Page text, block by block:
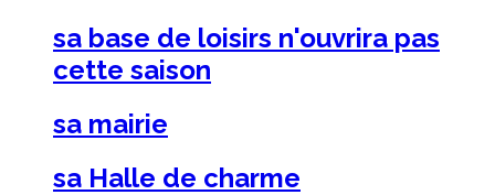
sa base de loisirs n'ouvrira pas
cette saison
sa mairie
sa Halle de charme